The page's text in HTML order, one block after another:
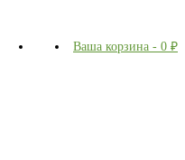
Ваша корзина - 0 ₽